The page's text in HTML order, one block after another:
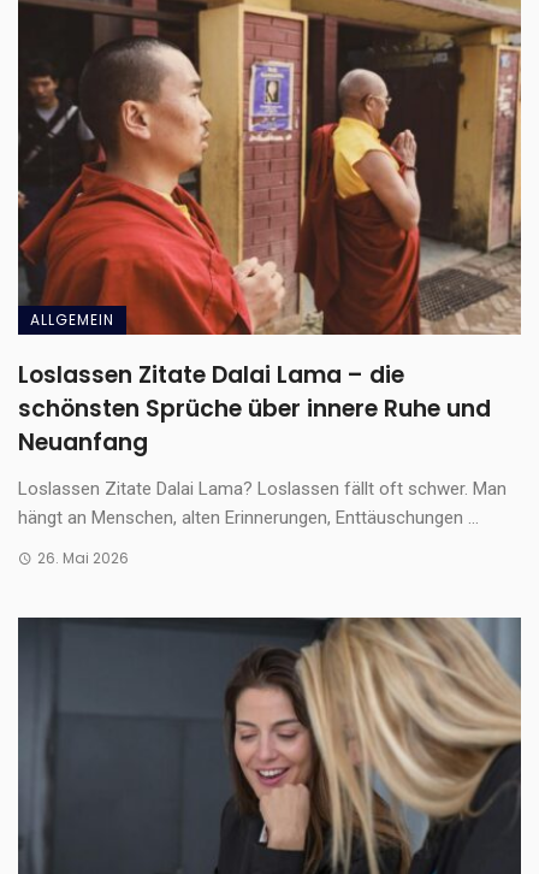
ALLGEMEIN
Loslassen Zitate Dalai Lama – die
schönsten Sprüche über innere Ruhe und
Neuanfang
Loslassen Zitate Dalai Lama? Loslassen fällt oft schwer. Man
hängt an Menschen, alten Erinnerungen, Enttäuschungen ...
26. Mai 2026